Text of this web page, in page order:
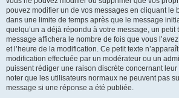
pouvez modifier un de vos messages en cliquant le
dans une limite de temps après que le message
quelqu’un a déjà répondu à votre message, un petit
message affichera le nombre de fois que vous
et l’heure de la modification. Ce petit texte
modification effectuée par un modérateur ou un
puissent rédiger une raison discrète concernant
noter que les utilisateurs normaux ne peuvent pas
message si une réponse a été publiée.